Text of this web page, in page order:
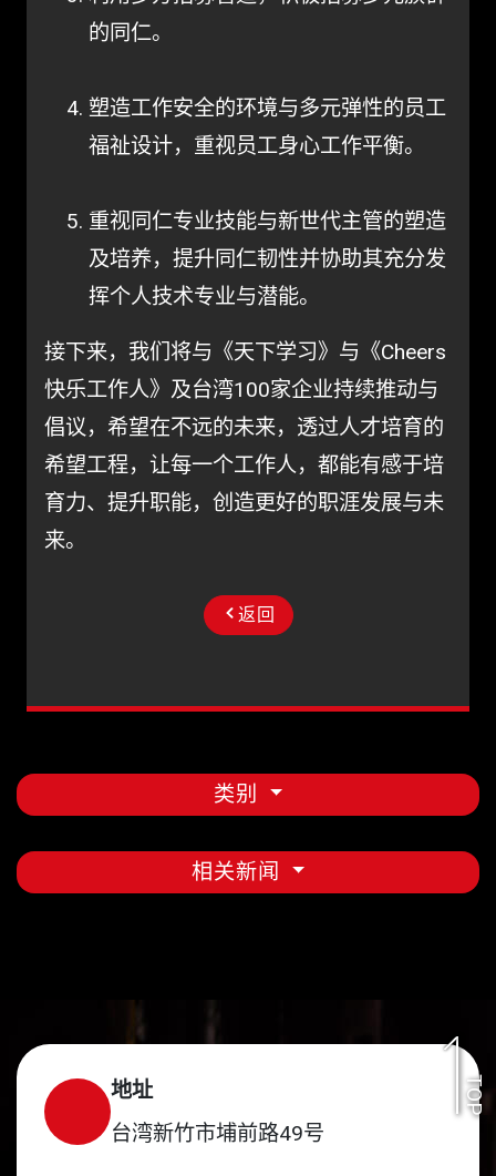
的同仁。
塑造工作安全的环境与多元弹性的员工
福祉设计，重视员工身心工作平衡。
重视同仁专业技能与新世代主管的塑造
及培养，提升同仁韧性并协助其充分发
挥个人技术专业与潜能。
接下来，我们将与《天下学习》与《Cheers
快乐工作人》及台湾100家企业持续推动与
倡议，希望在不远的未来，透过人才培育的
希望工程，让每一个工作人，都能有感于培
育力、提升职能，创造更好的职涯发展与未
来。
返回
类别
相关新闻
TOP
地址
台湾新竹市埔前路49号